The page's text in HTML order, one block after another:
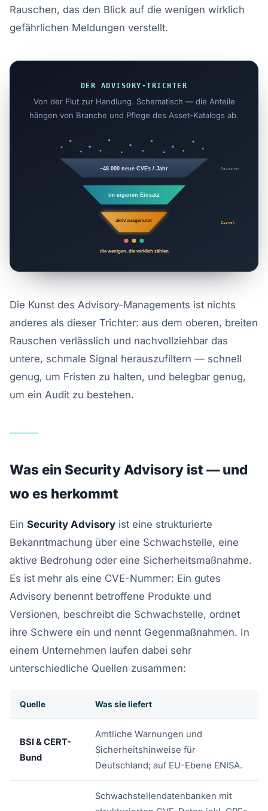
Rauschen, das den Blick auf die wenigen wirklich
gefährlichen Meldungen verstellt.
DER ADVISORY-TRICHTER
Von der Flut zur Handlung. Schematisch — die Anteile
hängen von Branche und Pflege des Asset-Katalogs ab.
~48.000 neue CVEs / Jahr
im eigenen Einsatz
aktiv ausgenutzt
Rauschen
Signal
die wenigen, die wirklich zählen
Die Kunst des Advisory-Managements ist nichts
anderes als dieser Trichter: aus dem oberen, breiten
Rauschen verlässlich und nachvollziehbar das
untere, schmale Signal herauszufiltern — schnell
genug, um Fristen zu halten, und belegbar genug,
um ein Audit zu bestehen.
Was ein Security Advisory ist — und
wo es herkommt
Ein Security Advisory ist eine strukturierte
Bekanntmachung über eine Schwachstelle, eine
aktive Bedrohung oder eine Sicherheitsmaßnahme.
Es ist mehr als eine CVE-Nummer: Ein gutes
Advisory benennt betroffene Produkte und
Versionen, beschreibt die Schwachstelle, ordnet
ihre Schwere ein und nennt Gegenmaßnahmen. In
einem Unternehmen laufen dabei sehr
unterschiedliche Quellen zusammen:
Quelle Was sie liefert
BSI & CERT-
Bund
Amtliche Warnungen und
Sicherheitshinweise für
Deutschland; auf EU-Ebene ENISA.
Schwachstellendatenbanken mit